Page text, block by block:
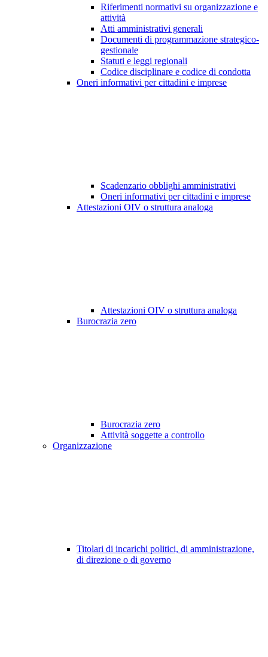
Riferimenti normativi su organizzazione e
attività
Atti amministrativi generali
Documenti di programmazione strategico-
gestionale
Statuti e leggi regionali
Codice disciplinare e codice di condotta
Oneri informativi per cittadini e imprese
Scadenzario obblighi amministrativi
Oneri informativi per cittadini e imprese
Attestazioni OIV o struttura analoga
Attestazioni OIV o struttura analoga
Burocrazia zero
Burocrazia zero
Attività soggette a controllo
Organizzazione
Titolari di incarichi politici, di amministrazione,
di direzione o di governo